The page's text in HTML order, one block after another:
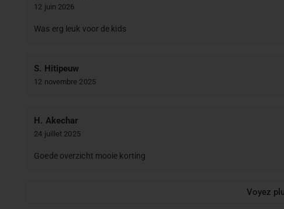
12 juin 2026
Was erg leuk voor de kids
S. Hitipeuw
12 novembre 2025
H. Akechar
24 juillet 2025
Goede overzicht mooie korting
Voyez